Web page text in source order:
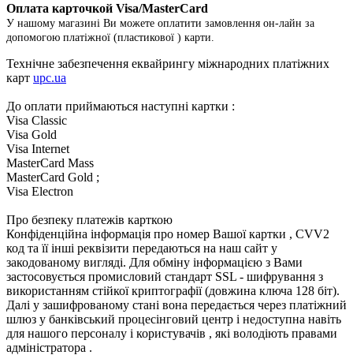
Оплата карточкой Visa/MasterCard
У нашому магазині Ви можете оплатити замовлення он-лайн за
допомогою платіжної (пластикової ) карти.
Технічне забезпечення еквайрингу міжнародних платіжних
карт upc.ua
До оплати приймаються наступні картки :
Visa Classic
Visa Gold
Visa Internet
MasterCard Mass
MasterCard Gold ;
Visa Electron
Про безпеку платежів карткою
Конфіденційна інформація про номер Вашої картки , CVV2
код та її інші реквізити передаються на наш сайт у
закодованому вигляді. Для обміну інформацією з Вами
застосовується промисловий стандарт SSL - шифрування з
використанням стійкої криптографії (довжина ключа 128 біт).
Далі у зашифрованому стані вона передається через платіжний
шлюз у банківський процесінговий центр і недоступна навіть
для нашого персоналу і користувачів , які володіють правами
адміністратора .